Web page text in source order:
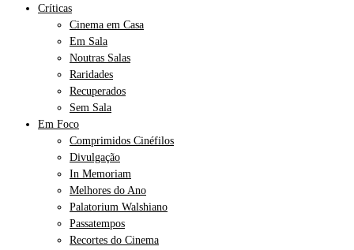
Críticas
Cinema em Casa
Em Sala
Noutras Salas
Raridades
Recuperados
Sem Sala
Em Foco
Comprimidos Cinéfilos
Divulgação
In Memoriam
Melhores do Ano
Palatorium Walshiano
Passatempos
Recortes do Cinema